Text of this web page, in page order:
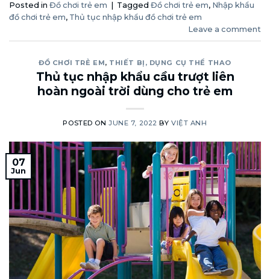
Posted in Đồ chơi trẻ em Tagged Đồ chơi trẻ em, Nhập khẩu
đồ chơi trẻ em, Thủ tục nhập khẩu đồ chơi trẻ em
Leave a comment
ĐỒ CHƠI TRẺ EM, THIẾT BỊ, DỤNG CỤ THỂ THAO
Thủ tục nhập khẩu cầu trượt liên
hoàn ngoài trời dùng cho trẻ em
POSTED ONJUNE 7, 2022 BYVIỆT ANH
07
Jun